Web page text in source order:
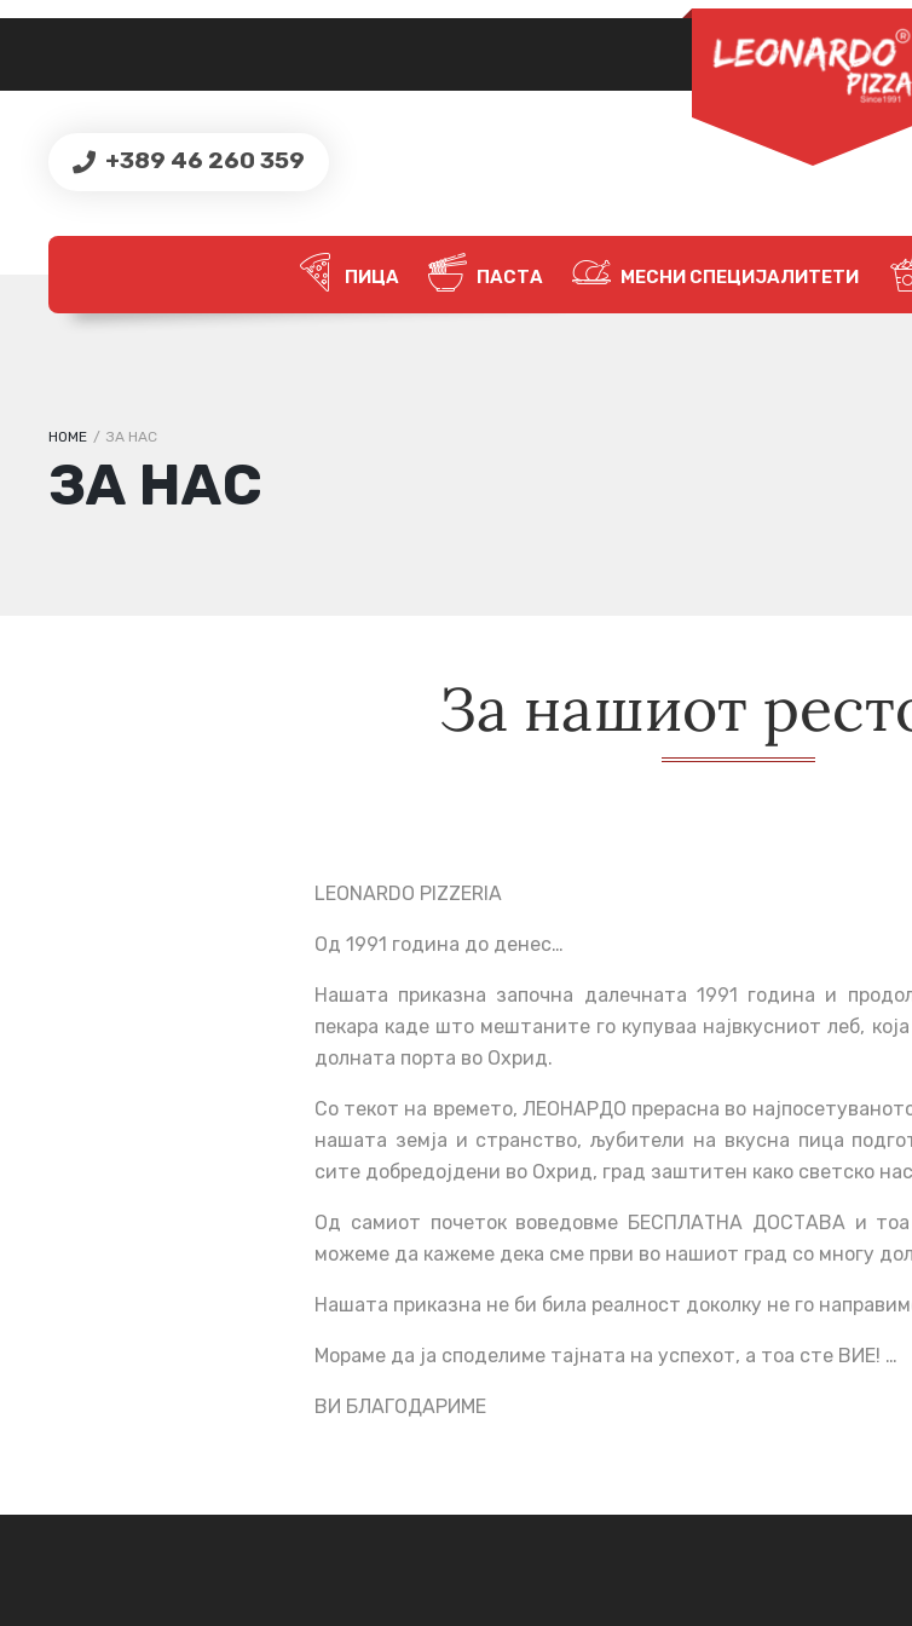
+389 46 260 359
*
ЗАПАМТИ МЕ НАЈАВИ
Ја заборавивте
ПИЦА ПАСТА МЕСНИ СПЕЦИЈАЛИТЕТИ
HOME / ЗА НАС
ЗА НАС
За нашиот
LEONARDO PIZZERIA
Од 1991 година до денес…
Нашата приказна започна далечната 1991 година и
пекара каде што мештаните го купуваа највкусниот леб,
долната порта во Охрид.
Со текот на времето, ЛЕОНАРДО прерасна во
нашата земја и странство, љубители на вкусна пица
сите добредојдени во Охрид, град заштитен како светско
Од самиот почеток воведовме БЕСПЛАТНА ДОСТАВА и
можеме да кажеме дека сме први во нашиот град со многу
Нашата приказна не би била реалност доколку не го
Мораме да ја споделиме тајната на успехот, а тоа сте ВИЕ! …
ВИ БЛАГОДАРИМЕ